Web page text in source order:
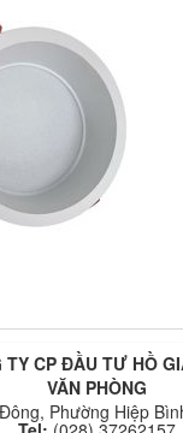
TY CP ĐẦU TƯ HỒ
VĂN PHÒNG
Phường Hiệp